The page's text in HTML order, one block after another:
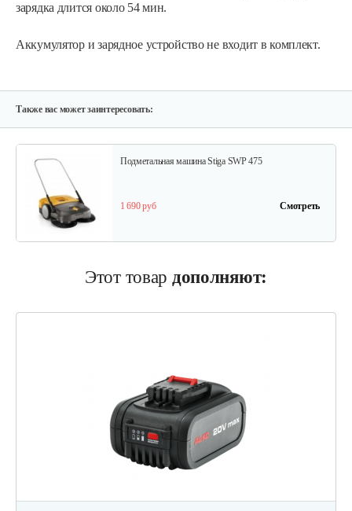
зарядка длится около 54 мин.
Аккумулятор и зарядное устройство не входит в комплект.
Также вас может заинтересовать:
Подметальная машина Stiga SWP 475
1 690 руб Смотреть
Этот товар дополняют: